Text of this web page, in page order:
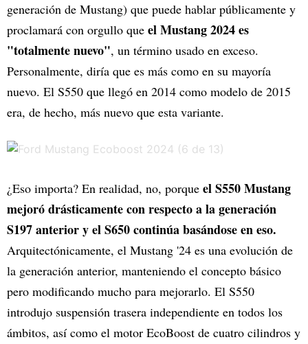
generación de Mustang) que puede hablar públicamente y
proclamará con orgullo que el Mustang 2024 es
"totalmente nuevo", un término usado en exceso.
Personalmente, diría que es más como en su mayoría
nuevo. El S550 que llegó en 2014 como modelo de 2015
era, de hecho, más nuevo que esta variante.
¿Eso importa? En realidad, no, porque el S550 Mustang
mejoró drásticamente con respecto a la generación
S197 anterior y el S650 continúa basándose en eso.
Arquitectónicamente, el Mustang '24 es una evolución de
la generación anterior, manteniendo el concepto básico
pero modificando mucho para mejorarlo. El S550
introdujo suspensión trasera independiente en todos los
ámbitos, así como el motor EcoBoost de cuatro cilindros y